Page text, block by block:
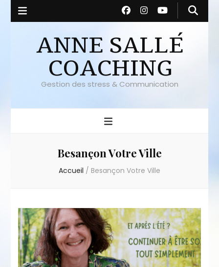
ANNE SALLÉ
COACHING
Gestion des stress & Communication
Besançon Votre Ville
Accueil / Besançon Votre Ville